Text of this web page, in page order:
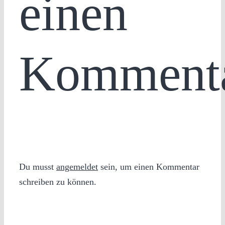
einen
Du musst angemeldet sein, um einen Kommentar
schreiben zu können.